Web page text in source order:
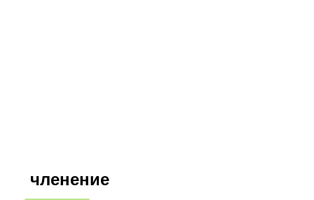
членение